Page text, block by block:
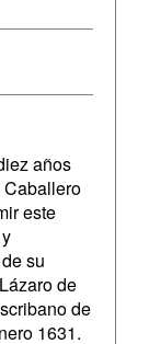
años
este
su
de
de
1631.